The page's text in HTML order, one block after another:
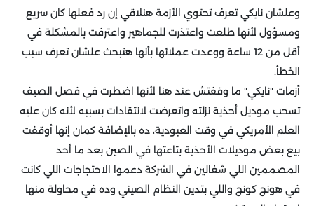
وعلشان نايكي تعرف تحتوي الأزمة هنلاقي إن رد فعلها كان سريع
ومسؤول لأنها طلعت واعتذرت للجماهير واعترفت بالمشكلة في
أقل من 12 ساعة ووعدت عملائها بأنها هتبحث علشان تعرف سبب
الخطأ.
أزمات "نايكي" ما وقفتش عند هنا لأنها اضطرت في فصل الصيف
تسحب موديل أحذية نزلته واتعرضت لانتقادات بسببه لأنه كان عليه
العلم الأمريكي في وقت العبودية، ده بالإضافة كمان إنها أوقفت
بيع بعض موديلات الأحذية بتاعتها في الصين بعد ما أحد
المصممين اللي شغالين في الشركة دعموا الاحتجاجات اللي كانت
في هونج كونج واللي بتدين النظام الصيني وده في محاولة منها